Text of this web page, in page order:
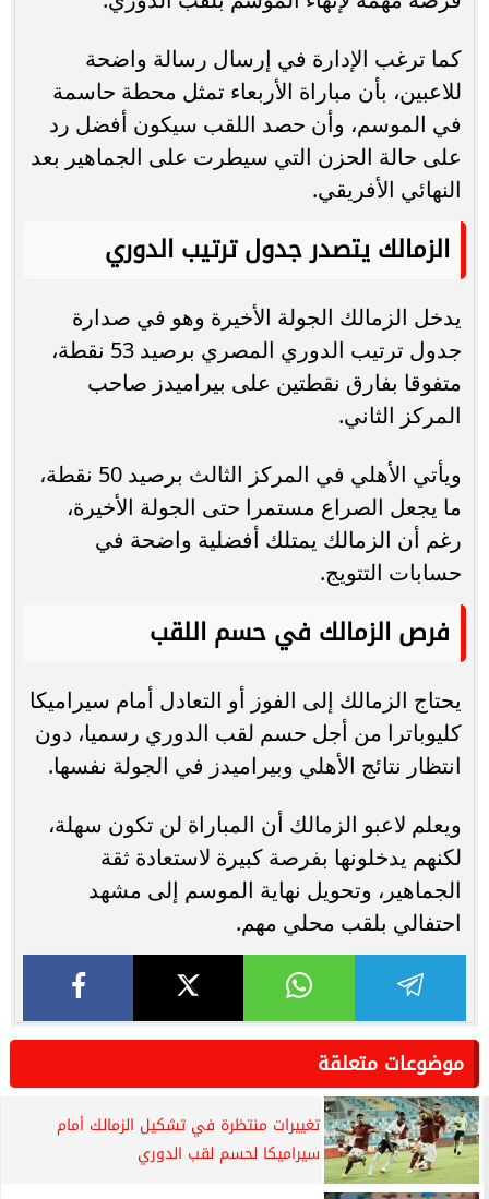
كما ترغب الإدارة في إرسال رسالة واضحة
للاعبين، بأن مباراة الأربعاء تمثل محطة حاسمة
في الموسم، وأن حصد اللقب سيكون أفضل رد
على حالة الحزن التي سيطرت على الجماهير بعد
النهائي الأفريقي.
الزمالك يتصدر جدول ترتيب الدوري
يدخل الزمالك الجولة الأخيرة وهو في صدارة
جدول ترتيب الدوري المصري برصيد 53 نقطة،
متفوقا بفارق نقطتين على بيراميدز صاحب
المركز الثاني.
ويأتي الأهلي في المركز الثالث برصيد 50 نقطة،
ما يجعل الصراع مستمرا حتى الجولة الأخيرة،
رغم أن الزمالك يمتلك أفضلية واضحة في
حسابات التتويج.
فرص الزمالك في حسم اللقب
يحتاج الزمالك إلى الفوز أو التعادل أمام سيراميكا
كليوباترا من أجل حسم لقب الدوري رسميا، دون
انتظار نتائج الأهلي وبيراميدز في الجولة نفسها.
ويعلم لاعبو الزمالك أن المباراة لن تكون سهلة،
لكنهم يدخلونها بفرصة كبيرة لاستعادة ثقة
الجماهير، وتحويل نهاية الموسم إلى مشهد
احتفالي بلقب محلي مهم.
موضوعات متعلقة
تغييرات منتظرة في تشكيل الزمالك أمام
سيراميكا لحسم لقب الدوري